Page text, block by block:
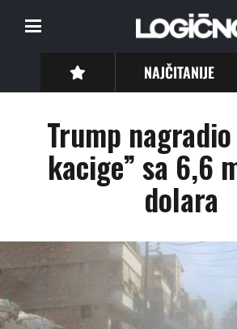
NAJČITANIJE
Trump
kacige” sa 6,6
dolara